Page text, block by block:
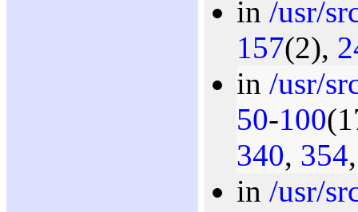
in /usr/
157(2),
in /usr/
50-100
340, 354
in /usr/